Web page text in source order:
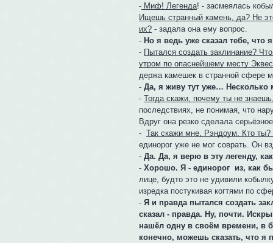
- Миф! Легенда! - засмеялась
Ищешь странный камень, да? Не
их? - задала она ему вопрос.
- Но я ведь уже сказал тебе, что
- Пытался создать заклинание?
утром по опаснейшему месту
держа камешек в странной сфере
-Да, я живу тут уже… Несколько
-Тогда скажи, почему ты не
последствиях, не понимая, что
Вдруг она резко сделала
-Так скажи мне, Рэндоум. Кто ты?
единорог уже не мог соврать. Он
-Да. Да, я верю в эту легенду,
- Хорошо. Я - единорог из, как
лице, будто это не удивили
изредка постукивая когтями по
-Я и правда пытался создать
сказал - правда. Ну, почти.
нашёл одну в своём времени, в
конечно, можешь сказать, что я